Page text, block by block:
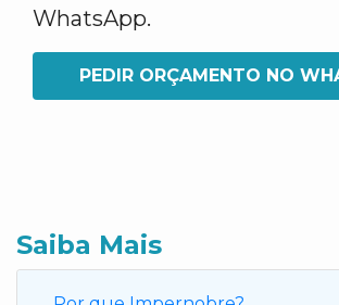
WhatsApp.
PEDIR ORÇAMENTO NO
Saiba Mais